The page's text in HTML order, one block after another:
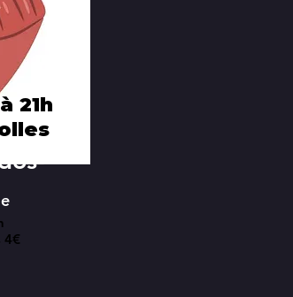
21h
4€